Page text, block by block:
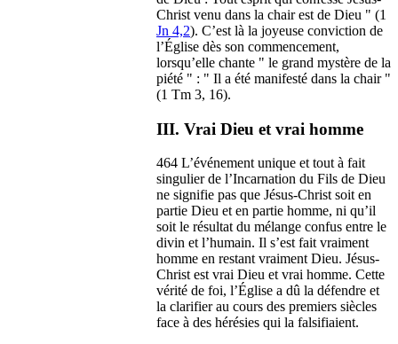
Christ venu dans la chair est de Dieu " (1
Jn 4,2). C’est là la joyeuse conviction de
l’Église dès son commencement,
lorsqu’elle chante " le grand mystère de la
piété " : " Il a été manifesté dans la chair "
(1 Tm 3, 16).
III. Vrai Dieu et vrai homme
464 L’événement unique et tout à fait
singulier de l’Incarnation du Fils de Dieu
ne signifie pas que Jésus-Christ soit en
partie Dieu et en partie homme, ni qu’il
soit le résultat du mélange confus entre le
divin et l’humain. Il s’est fait vraiment
homme en restant vraiment Dieu. Jésus-
Christ est vrai Dieu et vrai homme. Cette
vérité de foi, l’Église a dû la défendre et
la clarifier au cours des premiers siècles
face à des hérésies qui la falsifiaient.